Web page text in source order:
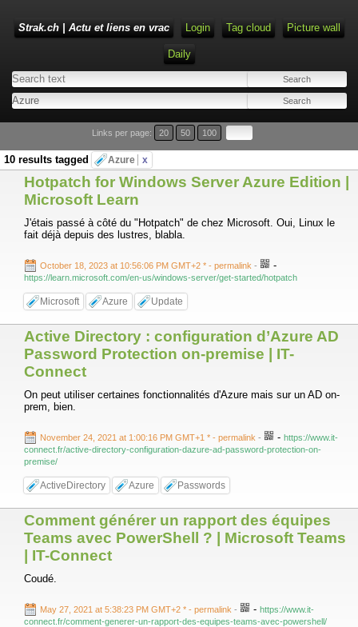
Strak.ch | Actu et liens en vrac Login Tag cloud Picture wall
Daily
Links per page: 20 50 100
10 results tagged Azure x
Hotpatch for Windows Server Azure Edition |
Microsoft Learn
J'étais passé à côté du "Hotpatch" de chez Microsoft. Oui, Linux le
fait déjà depuis des lustres, blabla.
October 18, 2023 at 10:56:06 PM GMT+2 * - permalink - -
https://learn.microsoft.com/en-us/windows-server/get-started/hotpatch
Microsoft Azure Update
Active Directory : configuration d’Azure AD
Password Protection on-premise | IT-
Connect
On peut utiliser certaines fonctionnalités d'Azure mais sur un AD on-
prem, bien.
November 24, 2021 at 1:00:16 PM GMT+1 * - permalink - - https://www.it-
connect.fr/active-directory-configuration-dazure-ad-password-protection-on-
premise/
ActiveDirectory Azure Passwords
Comment générer un rapport des équipes
Teams avec PowerShell ? | Microsoft Teams
| IT-Connect
Coudé.
May 27, 2021 at 5:38:23 PM GMT+2 * - permalink - - https://www.it-
connect.fr/comment-generer-un-rapport-des-equipes-teams-avec-powershell/